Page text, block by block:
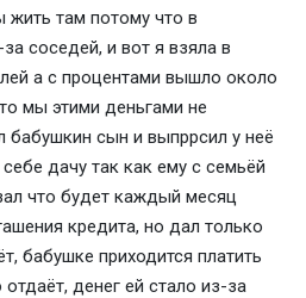
жить там потому что в
соседей, и вот я взяла в
а с процентами вышло около
мы этими деньгами не
бабушкин сын и выпррсил у неё
дачу так как ему с семьёй
что будет каждый месяц
кредита, но дал только
бабушке приходится платить
денег ей стало из-за